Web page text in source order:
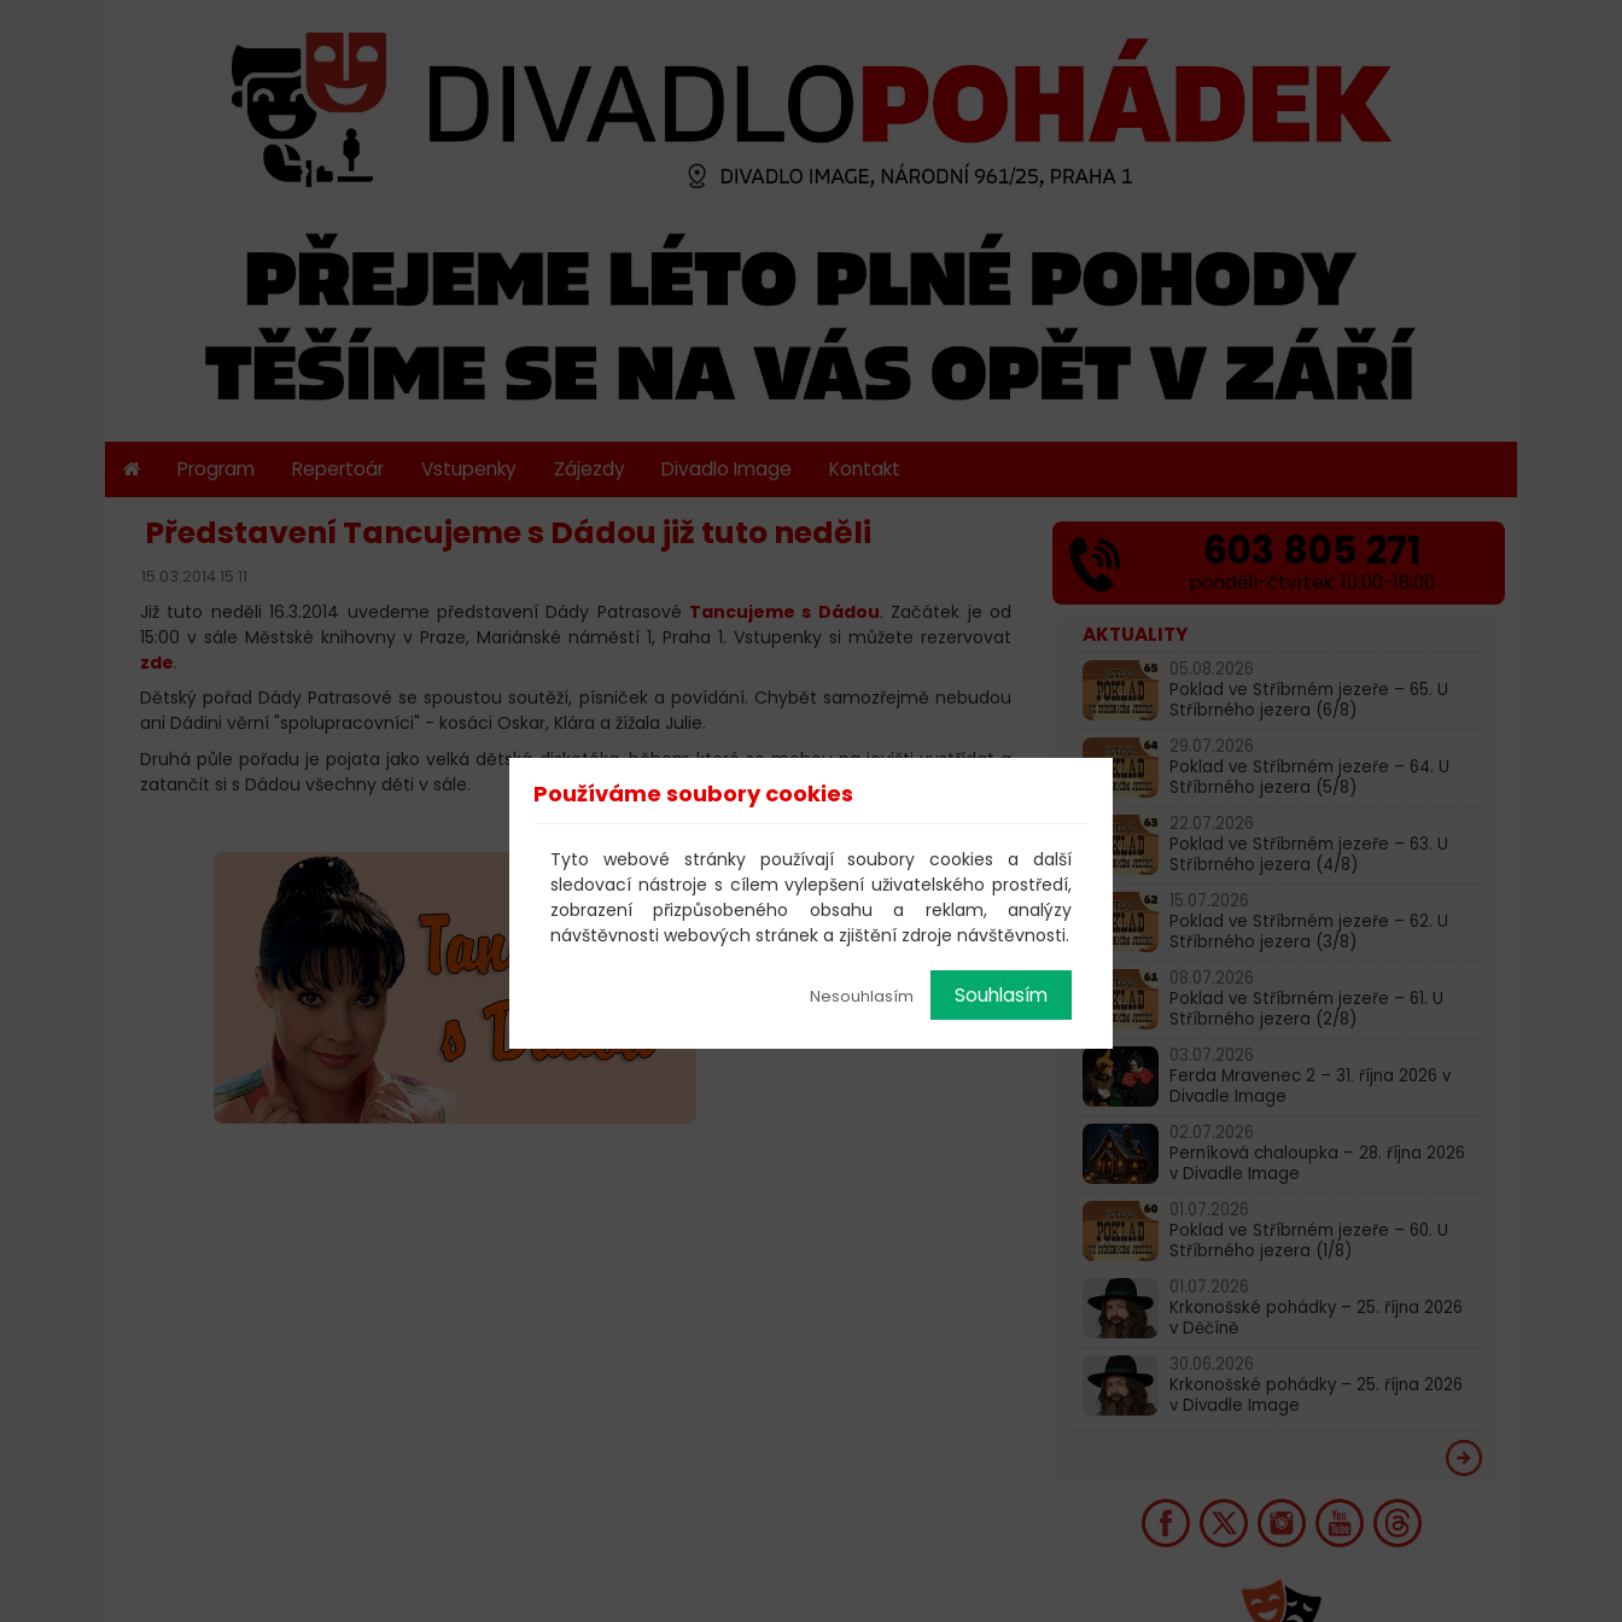
Program Repertoár Vstupenky Zájezdy Divadlo Image Kontakt
Představení Tancujeme s Dádou již tuto neděli
15.03.2014 15:11
Již tuto neděli 16.3.2014 uvedeme představení Dády Patrasové Tancujeme s Dádou. Začátek je od
15:00 v sále Městské knihovny v Praze, Mariánské náměstí 1, Praha 1. Vstupenky si můžete rezervovat
zde.
Dětský pořad Dády Patrasové se spoustou soutěží, písniček a povídání. Chybět samozřejmě nebudou
ani Dádini věrní "spolupracovníci" - kosáci Oskar, Klára a žížala Julie.
Druhá půle pořadu je pojata jako velká dětská diskotéka, během které se mohou na jevišti vystřídat a
zatančit si s Dádou všechny děti v sále.
603 805 271
pondělí-čtvrtek: 10:00-16:00
AKTUALITY
05.08.2026
Poklad ve Stříbrném jezeře – 65. U
Stříbrného jezera (6/8)
29.07.2026
Poklad ve Stříbrném jezeře – 64. U
Stříbrného jezera (5/8)
22.07.2026
Poklad ve Stříbrném jezeře – 63. U
Stříbrného jezera (4/8)
15.07.2026
Poklad ve Stříbrném jezeře – 62. U
Stříbrného jezera (3/8)
08.07.2026
Poklad ve Stříbrném jezeře – 61. U
Stříbrného jezera (2/8)
03.07.2026
Ferda Mravenec 2 – 31. října 2026 v
Divadle Image
02.07.2026
Perníková chaloupka – 28. října 2026
v Divadle Image
01.07.2026
Poklad ve Stříbrném jezeře – 60. U
Stříbrného jezera (1/8)
01.07.2026
Krkonošské pohádky – 25. října 2026
v Děčíně
30.06.2026
Krkonošské pohádky – 25. října 2026
v Divadle Image
Používáme soubory cookies
Tyto webové stránky používají soubory cookies a další
sledovací nástroje s cílem vylepšení uživatelského prostředí,
zobrazení přizpůsobeného obsahu a reklam, analýzy
návštěvnosti webových stránek a zjištění zdroje návštěvnosti.
Nesouhlasím Souhlasím